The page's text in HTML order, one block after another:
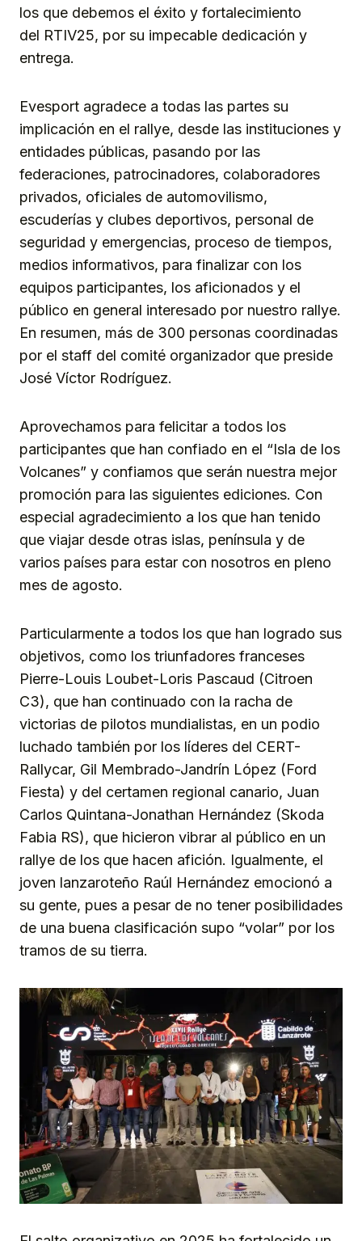
los que debemos el éxito y fortalecimiento
del RTIV25, por su impecable dedicación y
entrega.
Evesport agradece a todas las partes su
implicación en el rallye, desde las instituciones y
entidades públicas, pasando por las
federaciones, patrocinadores, colaboradores
privados, oficiales de automovilismo,
escuderías y clubes deportivos, personal de
seguridad y emergencias, proceso de tiempos,
medios informativos, para finalizar con los
equipos participantes, los aficionados y el
público en general interesado por nuestro rallye.
En resumen, más de 300 personas coordinadas
por el staff del comité organizador que preside
José Víctor Rodríguez.
Aprovechamos para felicitar a todos los
participantes que han confiado en el “Isla de los
Volcanes” y confiamos que serán nuestra mejor
promoción para las siguientes ediciones. Con
especial agradecimiento a los que han tenido
que viajar desde otras islas, península y de
varios países para estar con nosotros en pleno
mes de agosto.
Particularmente a todos los que han logrado sus
objetivos, como los triunfadores franceses
Pierre-Louis Loubet-Loris Pascaud (Citroen
C3), que han continuado con la racha de
victorias de pilotos mundialistas, en un podio
luchado también por los líderes del CERT-
Rallycar, Gil Membrado-Jandrín López (Ford
Fiesta) y del certamen regional canario, Juan
Carlos Quintana-Jonathan Hernández (Skoda
Fabia RS), que hicieron vibrar al público en un
rallye de los que hacen afición. Igualmente, el
joven lanzaroteño Raúl Hernández emocionó a
su gente, pues a pesar de no tener posibilidades
de una buena clasificación supo “volar” por los
tramos de su tierra.